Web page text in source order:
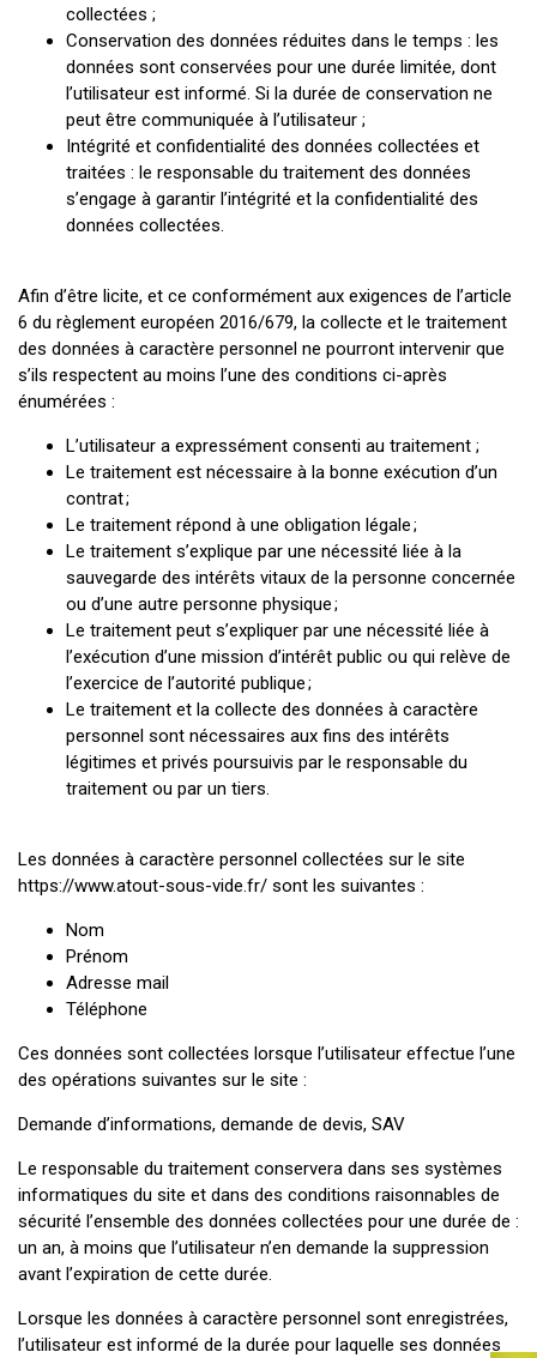
collectées ;
Conservation des données réduites dans le temps : les
données sont conservées pour une durée limitée, dont
l’utilisateur est informé. Si la durée de conservation ne
peut être communiquée à l’utilisateur ;
Intégrité et confidentialité des données collectées et
traitées : le responsable du traitement des données
s’engage à garantir l’intégrité et la confidentialité des
données collectées.
Afin d’être licite, et ce conformément aux exigences de l’article
6 du règlement européen 2016/679, la collecte et le traitement
des données à caractère personnel ne pourront intervenir que
s’ils respectent au moins l’une des conditions ci-après
énumérées :
L’utilisateur a expressément consenti au traitement ;
Le traitement est nécessaire à la bonne exécution d’un
contrat ;
Le traitement répond à une obligation légale ;
Le traitement s’explique par une nécessité liée à la
sauvegarde des intérêts vitaux de la personne concernée
ou d’une autre personne physique ;
Le traitement peut s’expliquer par une nécessité liée à
l’exécution d’une mission d’intérêt public ou qui relève de
l’exercice de l’autorité publique ;
Le traitement et la collecte des données à caractère
personnel sont nécessaires aux fins des intérêts
légitimes et privés poursuivis par le responsable du
traitement ou par un tiers.
Les données à caractère personnel collectées sur le site
https://www.atout-sous-vide.fr/ sont les suivantes :
Nom
Prénom
Adresse mail
Téléphone
Ces données sont collectées lorsque l’utilisateur effectue l’une
des opérations suivantes sur le site :
Demande d’informations, demande de devis, SAV
Le responsable du traitement conservera dans ses systèmes
informatiques du site et dans des conditions raisonnables de
sécurité l’ensemble des données collectées pour une durée de :
un an, à moins que l’utilisateur n’en demande la suppression
avant l’expiration de cette durée.
Lorsque les données à caractère personnel sont enregistrées,
l’utilisateur est informé de la durée pour laquelle ses données